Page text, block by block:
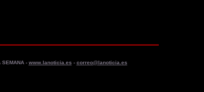
- www.lanoticia.es - correo@lanoticia.es